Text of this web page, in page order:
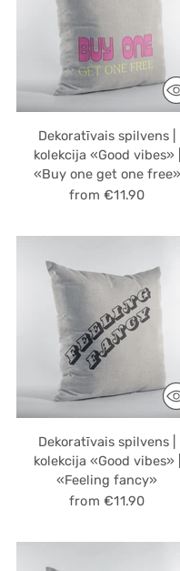
Dekoratīvais spilvens |
kolekcija «Good vibes» |
«Buy one get one free»
from €11.90
Dekoratīvais spilvens |
kolekcija «Good vibes» |
«Feeling fancy»
from €11.90